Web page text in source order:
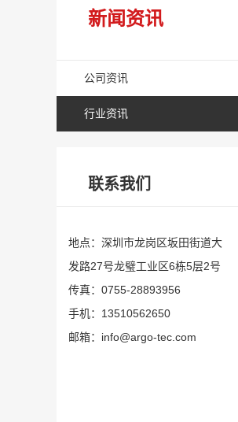
新闻资讯
公司资讯
行业资讯
联系我们
地点：深圳市龙岗区坂田街道大
发路27号龙璧工业区6栋5层2号
传真：0755-28893956
手机：13510562650
邮箱：info@argo-tec.com